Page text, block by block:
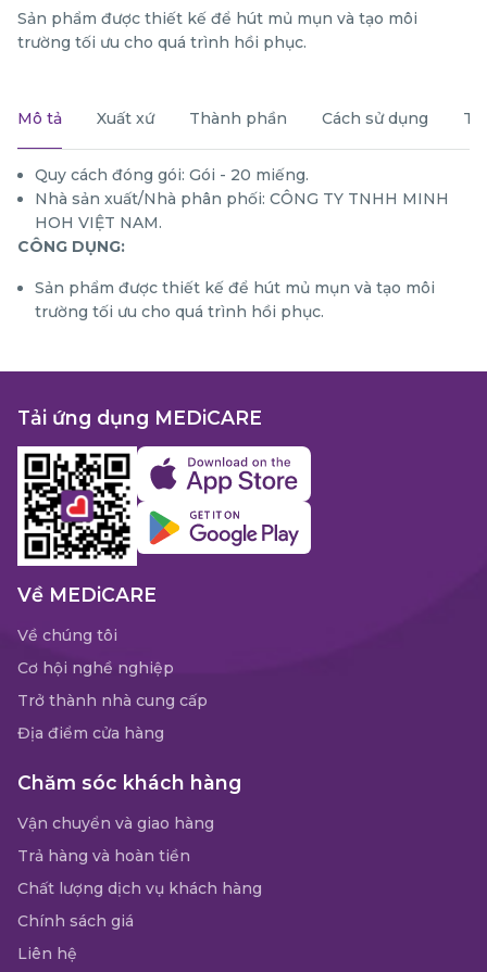
Sản phẩm được thiết kế để hút mủ mụn và tạo môi
trường tối ưu cho quá trình hồi phục.
Mô tả Xuất xứ Thành phần Cách sử dụng
Quy cách đóng gói: Gói - 20 miếng.
Nhà sản xuất/Nhà phân phối: CÔNG TY TNHH MINH
HOH VIỆT NAM.
CÔNG DỤNG:
Sản phẩm được thiết kế để hút mủ mụn và tạo môi
trường tối ưu cho quá trình hồi phục.
Tải ứng dụng MEDiCARE
Về MEDiCARE
Về chúng tôi
Cơ hội nghề nghiệp
Trở thành nhà cung cấp
Địa điểm cửa hàng
Chăm sóc khách hàng
Vận chuyển và giao hàng
Trả hàng và hoàn tiền
Chất lượng dịch vụ khách hàng
Chính sách giá
Liên hệ